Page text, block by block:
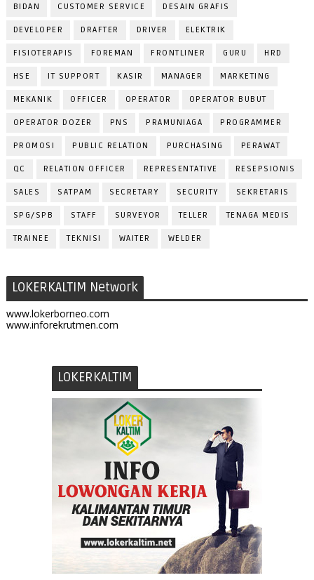
BIDAN CUSTOMER SERVICE DESAIN GRAFIS
DEVELOPER DRAFTER DRIVER ELEKTRIK
FISIOTERAPIS FOREMAN FRONTLINER GURU HRD
HSE IT SUPPORT KASIR MANAGER MARKETING
MEKANIK OFFICER OPERATOR OPERATOR BUBUT
OPERATOR DOZER PNS PRAMUNIAGA PROGRAMMER
PROMOSI PUBLIC RELATION PURCHASING PERAWAT
QC RELATION OFFICER REPRESENTATIVE RESEPSIONIS
SALES SATPAM SECRETARY SECURITY SEKRETARIS
SPG/SPB STAFF SURVEYOR TELLER TENAGA MEDIS
TRAINEE TEKNISI WAITER WELDER
LOKERKALTIM Network
www.lokerborneo.com
www.inforekrutmen.com
LOKERKALTIM